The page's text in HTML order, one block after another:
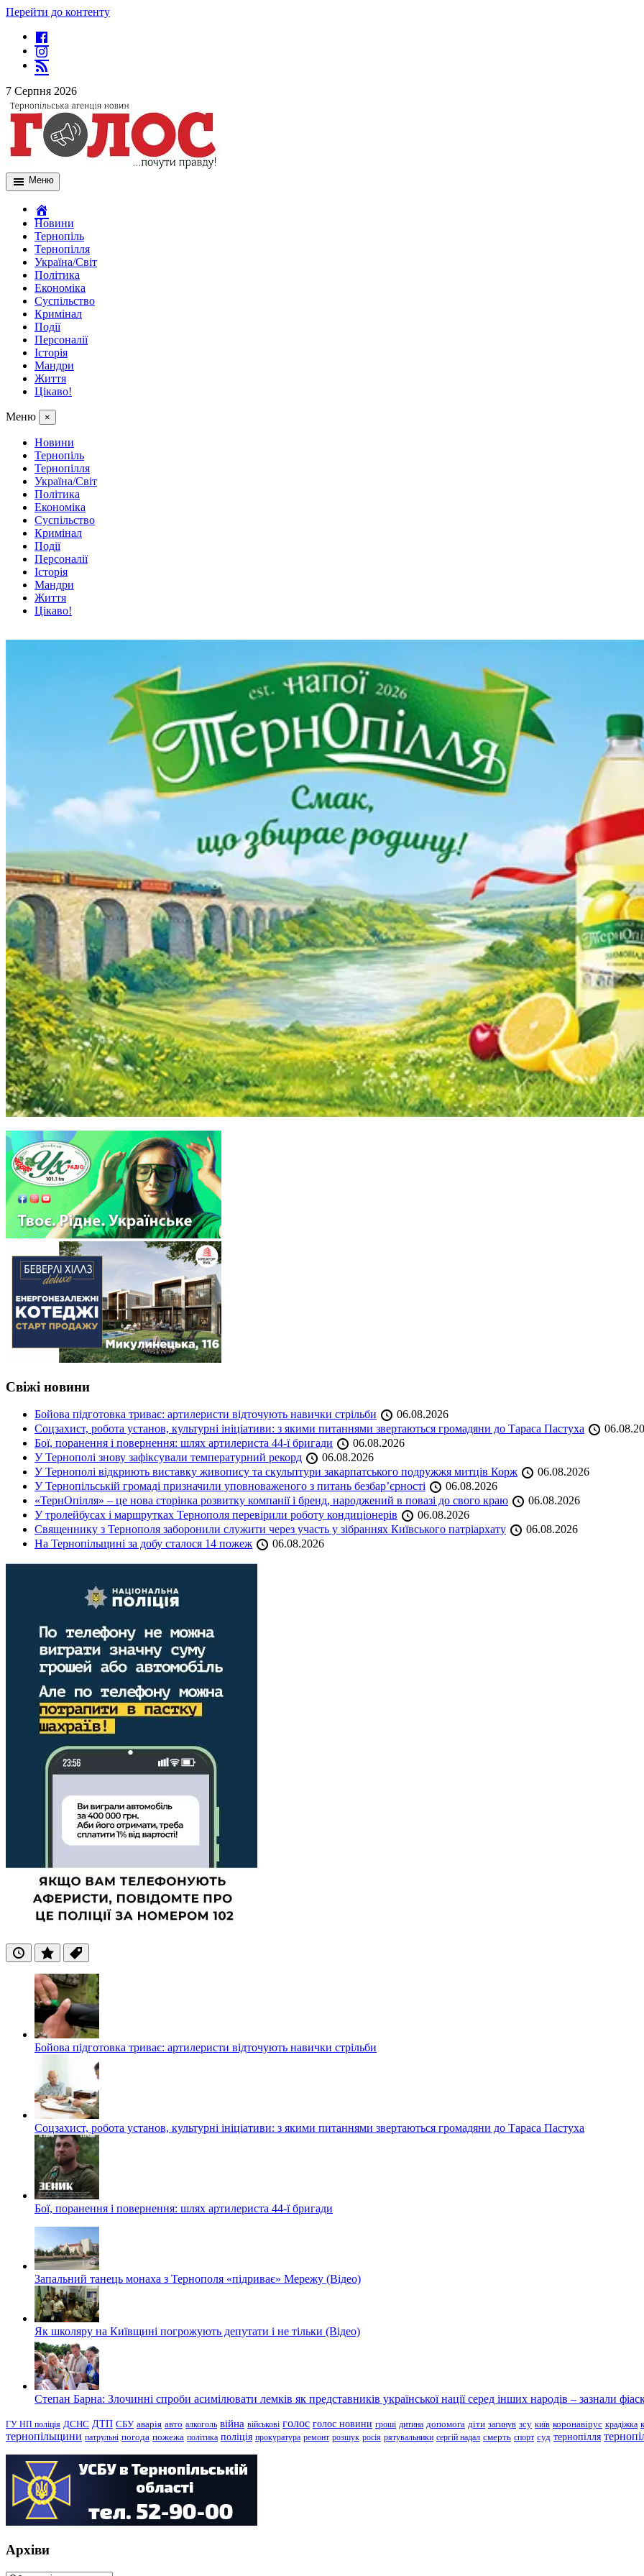
Перейти до контенту
7 Серпня 2026
Меню
Новини
Тернопіль
Тернопілля
Україна/Світ
Політика
Економіка
Суспільство
Кримінал
Події
Персоналії
Історія
Мандри
Життя
Цікаво!
Меню ×
Новини
Тернопіль
Тернопілля
Україна/Світ
Політика
Економіка
Суспільство
Кримінал
Події
Персоналії
Історія
Мандри
Життя
Цікаво!
Свіжі новини
Бойова підготовка триває: артилеристи відточують навички стрільби
06.08.2026
Соцзахист, робота установ, культурні ініціативи: з якими питаннями звертаються громадяни до Тараса Пастуха
Бої, поранення і повернення: шлях артилериста 44-ї бригади
06.08.2026
У Тернополі знову зафіксували температурний рекорд
06.08.2026
У Тернополі відкриють виставку живопису та скульптури закарпатського подружжя митців Корж
06.08.2026
У Тернопільській громаді призначили уповноваженого з питань безбар’єрності
06.08.2026
«ТернОпілля» – це нова сторінка розвитку компанії і бренд, народжений в повазі до свого краю
06.08.2026
У тролейбусах і маршрутках Тернополя перевірили роботу кондиціонерів
06.08.2026
Священнику з Тернополя заборонили служити через участь у зібраннях Київського патріархату
06.08.2026
На Тернопільщині за добу сталося 14 пожеж
06.08.2026
ОстанніПопулярні
Теги
Бойова підготовка триває: артилеристи відточують навички стрільби
Соцзахист, робота установ, культурні ініціативи: з якими питаннями звертаються громадяни до Тараса Пастуха
Бої, поранення і повернення: шлях артилериста 44-ї бригади
Запальний танець монаха з Тернополя «підриває» Мережу (Відео)
Як школяру на Київщині погрожують депутати і не тільки (Відео)
Степан Барна: Злочинні спроби асимілювати лемків як представників української нації серед інших народів – зазнали
ГУ НП поліція ДСНС ДТП СБУ аварія авто алкоголь війна військові голос голос новини гроші дитина допомога діти загинув зсу київ коронавірус крадіжка
тернопільщини патрульні погода пожежа політика поліція прокуратура ремонт розшук росія рятувальники сергій надал смерть спорт суд тернопілля
Архіви